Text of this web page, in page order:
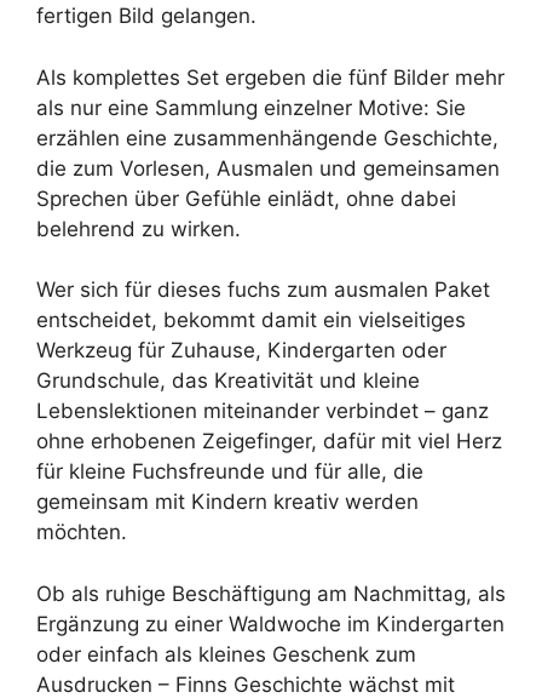
fertigen Bild gelangen.
Als komplettes Set ergeben die fünf Bilder mehr
als nur eine Sammlung einzelner Motive: Sie
erzählen eine zusammenhängende Geschichte,
die zum Vorlesen, Ausmalen und gemeinsamen
Sprechen über Gefühle einlädt, ohne dabei
belehrend zu wirken.
Wer sich für dieses fuchs zum ausmalen Paket
entscheidet, bekommt damit ein vielseitiges
Werkzeug für Zuhause, Kindergarten oder
Grundschule, das Kreativität und kleine
Lebenslektionen miteinander verbindet – ganz
ohne erhobenen Zeigefinger, dafür mit viel Herz
für kleine Fuchsfreunde und für alle, die
gemeinsam mit Kindern kreativ werden
möchten.
Ob als ruhige Beschäftigung am Nachmittag, als
Ergänzung zu einer Waldwoche im Kindergarten
oder einfach als kleines Geschenk zum
Ausdrucken – Finns Geschichte wächst mit